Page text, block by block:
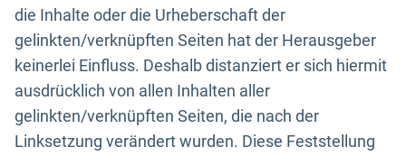
die Inhalte oder die Urheberschaft der
gelinkten/verknüpften Seiten hat der Herausgeber
keinerlei Einfluss. Deshalb distanziert er sich hiermit
ausdrücklich von allen Inhalten aller
gelinkten/verknüpften Seiten, die nach der
Linksetzung verändert wurden. Diese Feststellung